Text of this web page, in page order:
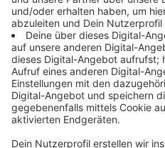
Wichtige
Anzeige
Die Stadtverwaltung
Tiere auf keinen Fall
sollten nicht in die Nähe